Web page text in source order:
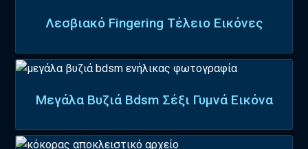
Λεσβιακό Fingering Τέλειο Εικόνες
Μεγάλα Βυζιά Bdsm Σέξι Γυμνά Εικόνα